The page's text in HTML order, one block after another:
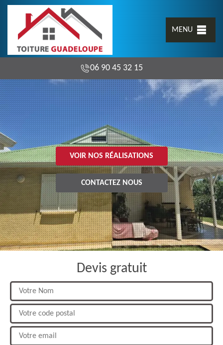
MENU
06 90 45 32 15
VOIR NOS RÉALISATIONS
CONTACTEZ NOUS
Devis gratuit